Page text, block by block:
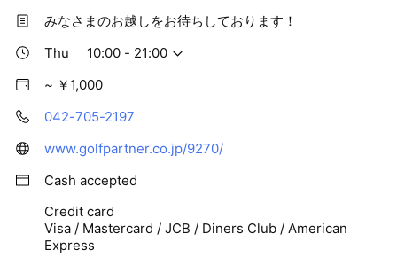
みなさまのお越しをお待ちしております！
Thu
10:00 - 21:00
~ ￥1,000
042-705-2197
www.golfpartner.co.jp/9270/
Cash accepted
Credit card
Visa / Mastercard / JCB / Diners Club / American
Express